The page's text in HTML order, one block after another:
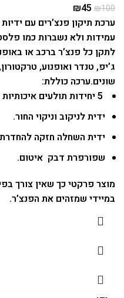
₪100
₪45
ערכת תיקון פנצ’רים עם
עמידות ולא נשברות כמו
לתקן כל פנצ’ר ברכב או
ג’יפ, טנדר ואופנוע,
שונים.ערכה כוללת:
ידית לניקוב וניקוי החור.
ידית השחלה חזקה
שפורפרת דבק איטום.
מוצר פרקטי כך שאין צורך
במיידי שמזהים את הפנצ’ר.